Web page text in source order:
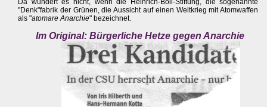
Da wundert es nicht, wenn die Heinrich-Böll-Stiftung, die sogenannte
"Denk"fabrik der Grünen, die Aussicht auf einen Weltkrieg mit Atomwaffen
als "atomare Anarchie" bezeichnet.
Im Original: Bürgerliche Hetze gegen Anarchie